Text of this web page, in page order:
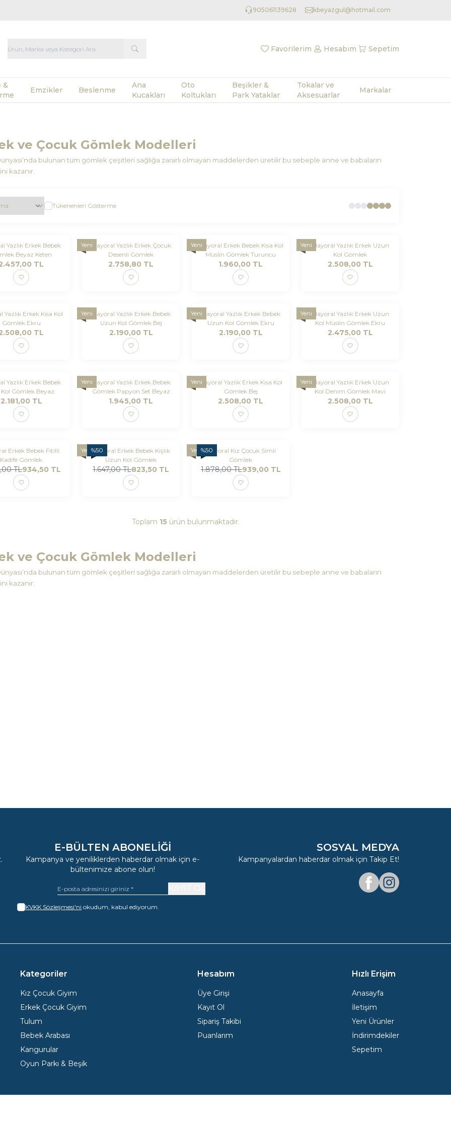
905061139628 kbeyazgul@hotmail.com
Favorilerim Hesabım Sepetim
&
Emzikler Beslenme
Ana
Kucakları
Oto
Koltukları
Beşikler &
Park Yataklar
Tokalar ve
Aksesuarlar
Markalar
ve Çocuk Gömlek Modelleri
bulunan tüm gömlek çeşitleri sağlığa zararlı olmayan maddelerden üretilir bu sebeple anne ve babaların
kazanır.
Tükenenleri Gösterme
Yazlık Erkek Bebek
Beyaz Keten
TL
YeniMayoral Yazlık Erkek Çocuk
Desenli Gömlek
2.758,80 TL
YeniMayoral Erkek Bebek Kısa Kol
Müslin Gömlek Turuncu
1.960,00 TL
YeniMayoral Yazlık Erkek Uzun
Kol Gömlek
2.508,00 TL
Yazlık Erkek Kısa Kol
Gömlek Ekru
TL
YeniMayoral Yazlık Erkek Bebek
Uzun Kol Gömlek Bej
2.190,00 TL
YeniMayoral Yazlık Erkek Bebek
Uzun Kol Gömlek Ekru
2.190,00 TL
YeniMayoral Yazlık Erkek Uzun
Kol Müslin Gömlek Ekru
2.475,00 TL
Yazlık Erkek Bebek
Kol Gömlek Beyaz
2.181,00 TL
YeniMayoral Yazlık Erkek Bebek
Gömlek Papyon Set Beyaz
1.945,00 TL
YeniMayoral Yazlık Erkek Kısa Kol
Gömlek Bej
2.508,00 TL
YeniMayoral Yazlık Erkek Uzun
Kol Denim Gömlek Mavi
2.508,00 TL
Erkek Bebek Fitilli
Kadife Gömlek
TL934,50 TL
Yeni%50
Mayoral Erkek Bebek Kışlık
Uzun Kol Gömlek
1.647,00TL823,50 TL
Yeni%50
Mayoral Kız Çocuk Simli
Gömlek
1.878,00TL939,00 TL
Toplam 15 ürün bulunmaktadır.
ve Çocuk Gömlek Modelleri
bulunan tüm gömlek çeşitleri sağlığa zararlı olmayan maddelerden üretilir bu sebeple anne ve babaların
kazanır.
E-BÜLTEN ABONELIĞI
Kampanya ve yeniliklerden haberdar olmak için e-
bültenimize abone olun!
KVKK Sözleşmesi'ni okudum, kabul ediyorum.
SOSYAL MEDYA
Kampanyalardan haberdar olmak için Takip Et!
FacebookInstagram
Kategoriler
Kız Çocuk Giyim
Erkek Çocuk Giyim
Tulum
Bebek Arabası
Kangurular
Oyun Parkı & Beşik
Hesabım
Üye Girişi
Kayıt Ol
Sipariş Takibi
Puanlarım
Hızlı Erişim
Anasayfa
İletişim
Yeni Ürünler
İndirimdekiler
Sepetim